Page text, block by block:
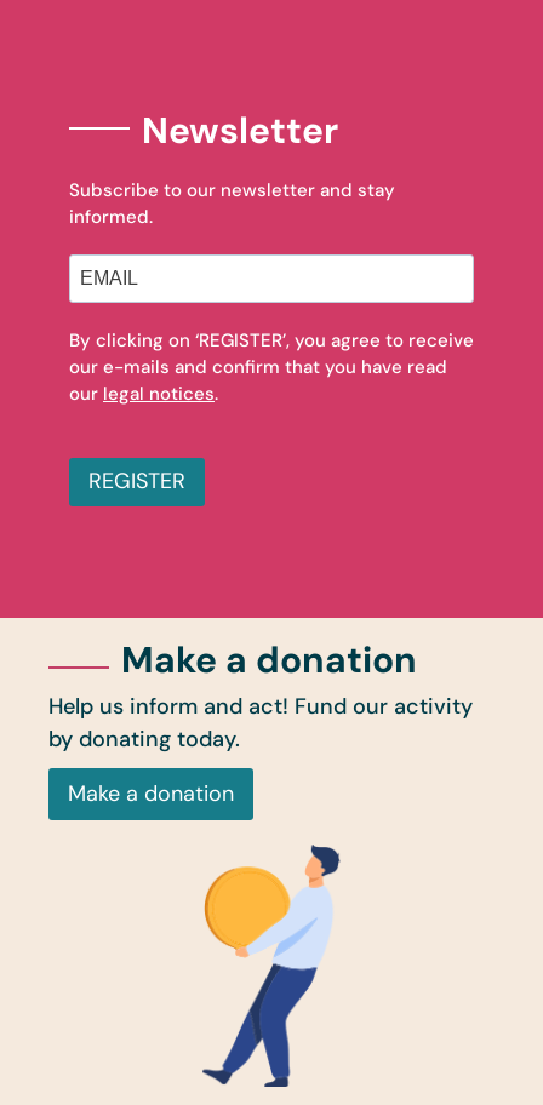
Newsletter
Subscribe to our newsletter and stay
informed.
By clicking on ‘REGISTER’, you agree to receive
our e-mails and confirm that you have read
our legal notices.
REGISTER
Make a donation
Help us inform and act! Fund our activity
by donating today.
Make a donation